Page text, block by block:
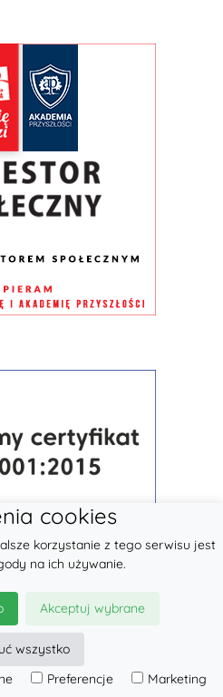
sp. z o.o.
cookies
korzystanie z tego serwisu jest
na ich używanie.
Akceptuj wybrane
wszystko
Preferencje Marketing